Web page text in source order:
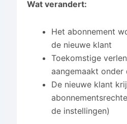
Wat verandert:
Het abonnement
de nieuwe klant
Toekomstige
aangemaakt onder
De nieuwe klant
de instellingen)